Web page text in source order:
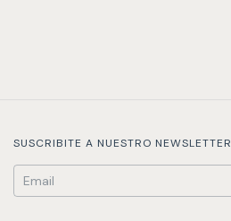
SUSCRIBITE A NUESTRO NEWSLETTER